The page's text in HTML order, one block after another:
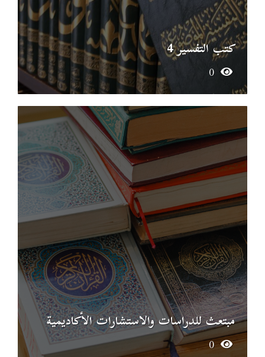
كتب التفسير 4
مبتعث للدراسات والاستشارات الأكاديمية
0